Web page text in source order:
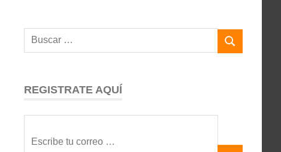
REGISTRATE AQUÍ